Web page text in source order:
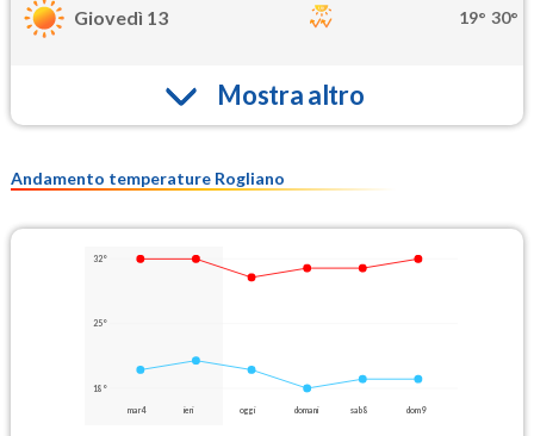
Giovedì 13 19° 30°
Mostra altro
Andamento temperature Rogliano
32°
25°
18°
mar 4 ieri oggi domani sab 8 dom 9